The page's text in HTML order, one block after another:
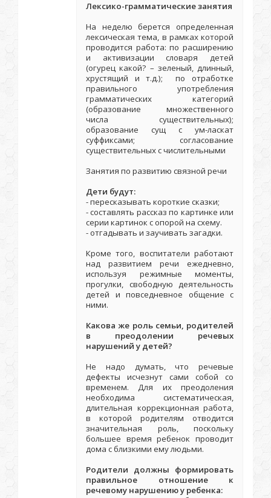
Лексико-грамматические занятия
На неделю берется определенная
лексическая тема, в рамках которой
проводится работа: по расширению
и активизации словаря детей
(огурец какой? – зеленый, длинный,
хрустящий и т.д.); по отработке
правильного употребления
грамматических категорий
(образование множественного
числа существительных);
образование сущ с ум-ласкат
суффиксами; согласование
существительных с числительными
Занятия по развитию связной речи
Дети будут:
- пересказывать короткие сказки;
- составлять рассказ по картинке или
серии картинок с опорой на схему.
- отгадывать и заучивать загадки.
Кроме того, воспитатели работают
над развитием речи ежедневно,
используя режимные моменты,
прогулки, свободную деятельность
детей и повседневное общение с
ними.
Какова же роль семьи, родителей
в преодолении речевых
нарушений у детей?
Не надо думать, что речевые
дефекты исчезнут сами собой со
временем. Для их преодоления
необходима систематическая,
длительная коррекционная работа,
в которой родителям отводится
значительная роль, поскольку
большее время ребенок проводит
дома с близкими ему людьми.
Родители должны формировать
правильное отношение к
речевому нарушению у ребенка: